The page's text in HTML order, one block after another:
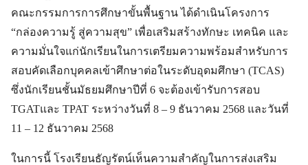
คณะกรรมการการศึกษาขั้นพื้นฐาน ได้ดำเนินโครงการ
“กล่องความรู้ สู่ความสุข” เพื่อเสริมสร้างทักษะ เทคนิค และ
ความมั่นใจแก่นักเรียนในการเตรียมความพร้อมสำหรับการ
สอบคัดเลือกบุคคลเข้าศึกษาต่อในระดับอุดมศึกษา (TCAS)
ซึ่งนักเรียนชั้นมัธยมศึกษาปีที่ 6 จะต้องเข้ารับการสอบ
TGATและ TPAT ระหว่างวันที่ 8 – 9 ธันวาคม 2568 และวันที่
11 – 12 ธันวาคม 2568
ในการนี้ โรงเรียนธัญรัตน์เห็นความสำคัญในการส่งเสริม